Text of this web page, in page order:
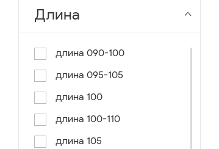
Длина
длина 090-100
длина 095-105
длина 100
длина 100-110
длина 105